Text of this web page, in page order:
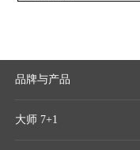
品牌与产品
大师 7+1